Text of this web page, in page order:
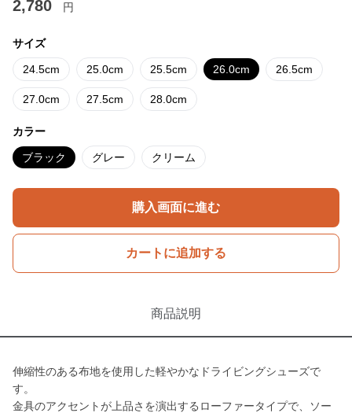
2,780 円
サイズ
24.5cm 25.0cm 25.5cm 26.0cm 26.5cm
27.0cm 27.5cm 28.0cm
カラー
ブラック グレー クリーム
購入画面に進む
カートに追加する
商品説明
伸縮性のある布地を使用した軽やかなドライビングシューズで
す。
金具のアクセントが上品さを演出するローファータイプで、ソー